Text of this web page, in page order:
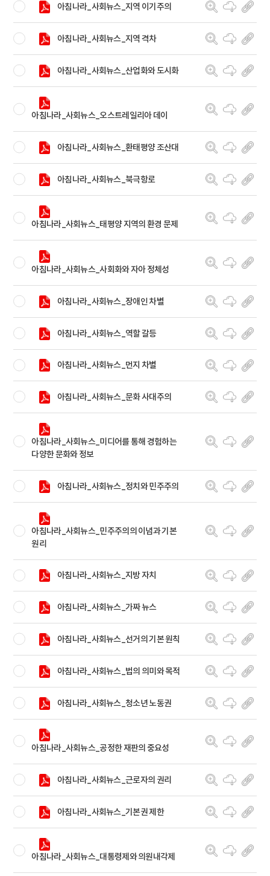
아침나라_사회뉴스_지역 이기주의
아침나라_사회뉴스_지역 격차
아침나라_사회뉴스_산업화와 도시화
아침나라_사회뉴스_오스트레일리아 데이
아침나라_사회뉴스_환태평양 조산대
아침나라_사회뉴스_북극항로
아침나라_사회뉴스_태평양 지역의 환경 문제
아침나라_사회뉴스_사회화와 자아 정체성
아침나라_사회뉴스_장애인 차별
아침나라_사회뉴스_역할 갈등
아침나라_사회뉴스_먼지 차별
아침나라_사회뉴스_문화 사대주의
아침나라_사회뉴스_미디어를 통해 경험하는
다양한 문화와 정보
아침나라_사회뉴스_정치와 민주주의
아침나라_사회뉴스_민주주의의 이념과 기본
원리
아침나라_사회뉴스_지방 자치
아침나라_사회뉴스_가짜 뉴스
아침나라_사회뉴스_선거의 기본 원칙
아침나라_사회뉴스_법의 의미와 목적
아침나라_사회뉴스_청소년 노동권
아침나라_사회뉴스_공정한 재판의 중요성
아침나라_사회뉴스_근로자의 권리
아침나라_사회뉴스_기본권 제한
아침나라_사회뉴스_대통령제와 의원내각제